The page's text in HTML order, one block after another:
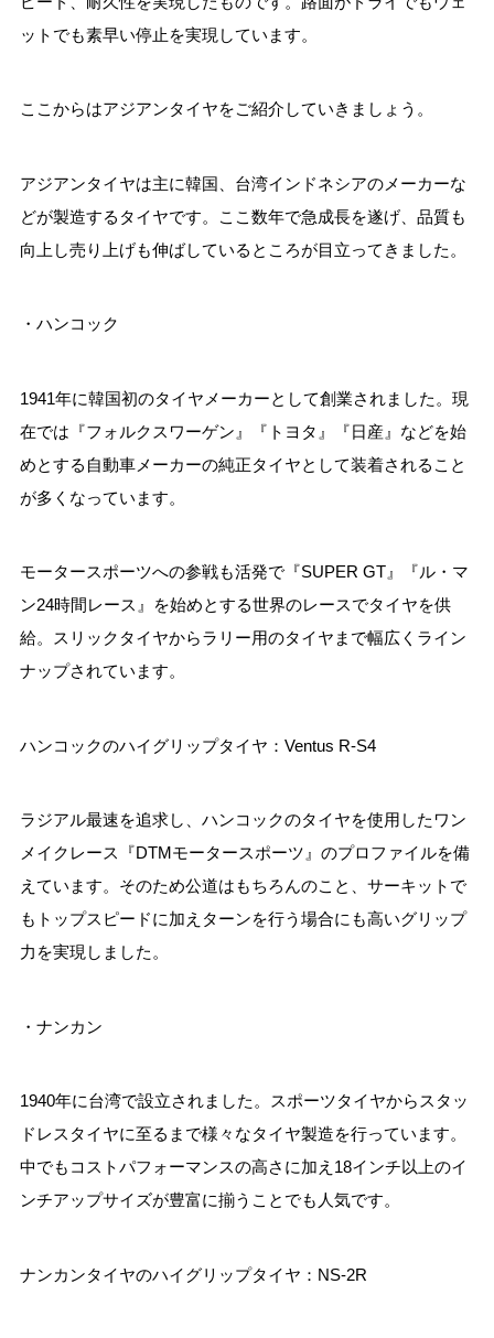
ットでも素早い停止を実現しています。
ここからはアジアンタイヤをご紹介していきましょう。
アジアンタイヤは主に韓国、台湾インドネシアのメーカーな
どが製造するタイヤです。ここ数年で急成長を遂げ、品質も
向上し売り上げも伸ばしているところが目立ってきました。
・ハンコック
1941年に韓国初のタイヤメーカーとして創業されました。現
在では『フォルクスワーゲン』『トヨタ』『日産』などを始
めとする自動車メーカーの純正タイヤとして装着されること
が多くなっています。
モータースポーツへの参戦も活発で『SUPER GT』『ル・マ
ン24時間レース』を始めとする世界のレースでタイヤを供
給。スリックタイヤからラリー用のタイヤまで幅広くライン
ナップされています。
ハンコックのハイグリップタイヤ：Ventus R-S4
ラジアル最速を追求し、ハンコックのタイヤを使用したワン
メイクレース『DTMモータースポーツ』のプロファイルを備
えています。そのため公道はもちろんのこと、サーキットで
もトップスピードに加えターンを行う場合にも高いグリップ
力を実現しました。
・ナンカン
1940年に台湾で設立されました。スポーツタイヤからスタッ
ドレスタイヤに至るまで様々なタイヤ製造を行っています。
中でもコストパフォーマンスの高さに加え18インチ以上のイ
ンチアップサイズが豊富に揃うことでも人気です。
ナンカンタイヤのハイグリップタイヤ：NS-2R